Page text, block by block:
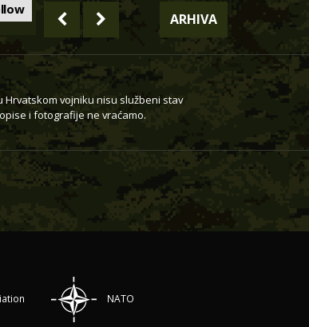
ARHIVA
vojniku nisu službeni stav
i fotografije ne vraćamo.
NATO